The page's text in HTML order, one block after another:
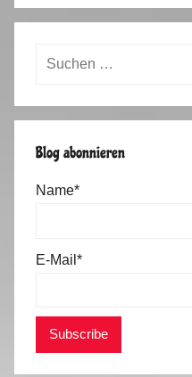
Suchen
Blog abonnieren
Name*
E-Mail*